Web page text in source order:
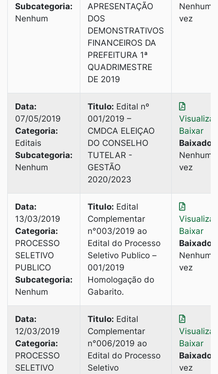
Subcategoria:
Nenhum
APRESENTAÇÃO
DOS
DEMONSTRATIVOS
FINANCEIROS DA
PREFEITURA 1ª
QUADRIMESTRE
DE 2019
Nenhuma
vez
Data:
07/05/2019
Categoria:
Editais
Subcategoria:
Nenhum
Titulo: Edital nº
001/2019 –
CMDCA ELEIÇAO
DO CONSELHO
TUTELAR -
GESTÃO
2020/2023
Baixar
Baixado:
Nenhuma
vez
Data:
13/03/2019
Categoria:
PROCESSO
SELETIVO
PUBLICO
Subcategoria:
Nenhum
Titulo: Edital
Complementar
n°003/2019 ao
Edital do Processo
Seletivo Publico –
001/2019
Homologação do
Gabarito.
Baixar
Baixado:
Nenhuma
vez
Data:
12/03/2019
Categoria:
PROCESSO
SELETIVO
Titulo: Edital
Complementar
n°006/2019 ao
Edital do Processo
Seletivo
Baixar
Baixado:
vez